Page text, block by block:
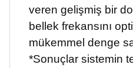
veren gelişmiş bir
bellek frekansını
mükemmel denge
*Sonuçlar sistemin